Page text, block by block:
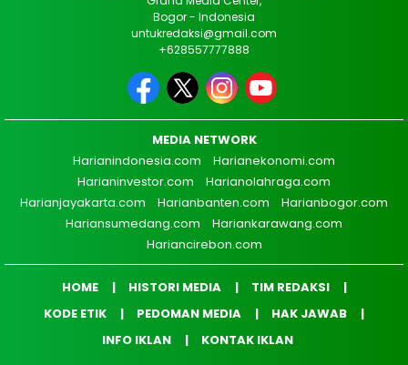
Bogor - Indonesia
untukredaksi@gmail.com
+628557777888
MEDIA NETWORK
Harianindonesia.com
Harianekonomi.com
Harianinvestor.com
Harianolahraga.com
Harianjayakarta.com
Harianbanten.com
Harianbogor.com
Hariansumedang.com
Hariankarawang.com
Hariancirebon.com
HOME HISTORI MEDIA
TIM REDAKSI
KODE ETIK
PEDOMAN MEDIA
HAK JAWAB
INFO IKLAN
KONTAK IKLAN